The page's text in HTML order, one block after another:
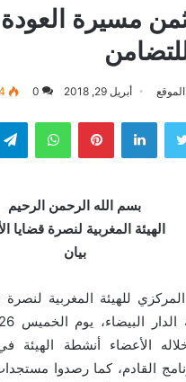
تثمن مسيرة
أبريل 29, 2018 0
تويتر لينكدإن بينتيريست
بسم الله الرحمن الرحيم
الهيئة المغربية لنصرة قضايا
بيان
للهيئة المغربية لنصرة
الأعضاء أنشطة الهيئة في
القادم، كما رصدوا